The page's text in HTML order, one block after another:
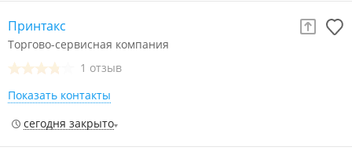
Принтакс
Торгово-сервисная компания
1 отзыв
Показать контакты
сегодня закрыто